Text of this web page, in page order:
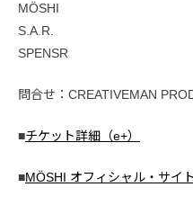
MÖSHI
S.A.R.
SPENSR
問合せ：CREATIVEMAN
■チケット詳細（e+）
■MÖSHI オフィシャル・サイト